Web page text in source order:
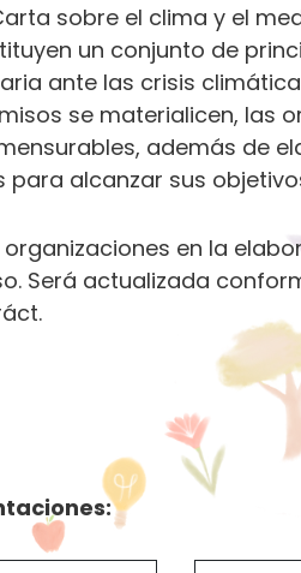
sobre el clima y el
un conjunto de
ante las crisis
se materialicen, las
además de
alcanzar sus
en la
Será actualizada